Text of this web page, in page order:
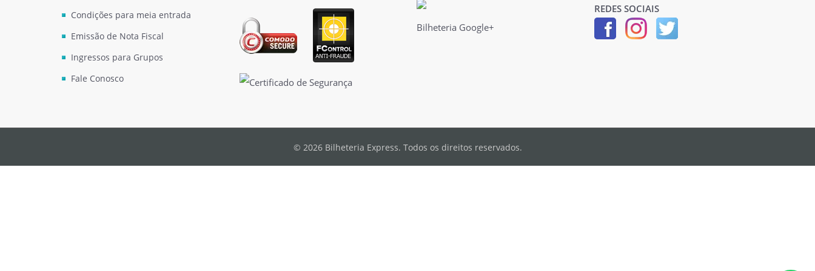
Condições para meia entrada
Emissão de Nota Fiscal
Ingressos para Grupos
Fale Conosco
Bilheteria Google+
REDES SOCIAIS
© 2026 Bilheteria Express. Todos os direitos reservados.